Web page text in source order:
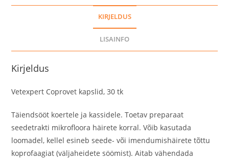
KIRJELDUS
LISAINFO
Kirjeldus
Vetexpert Coprovet kapslid, 30 tk
Täiendsööt koertele ja kassidele. Toetav preparaat
seedetrakti mikrofloora häirete korral. Võib kasutada
loomadel, kellel esineb seede- või imendumishäirete tõttu
koprofaagiat (väljaheidete söömist). Aitab vähendada